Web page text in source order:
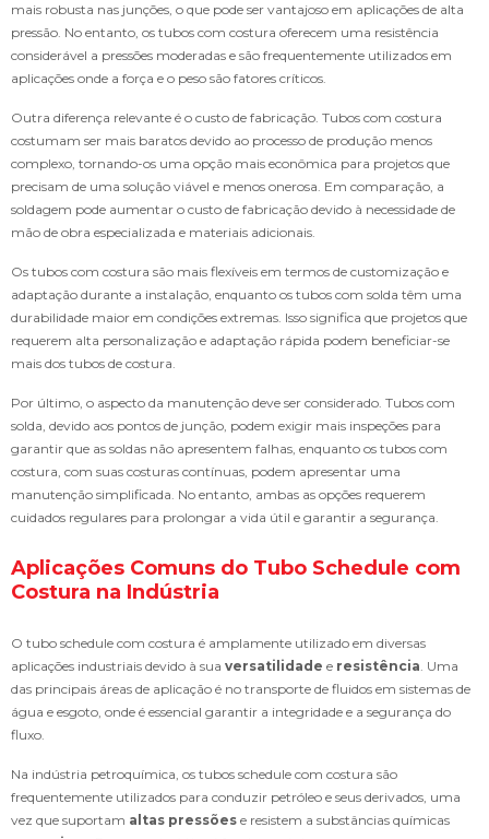
mais robusta nas junções, o que pode ser vantajoso em aplicações de alta
pressão. No entanto, os tubos com costura oferecem uma resistência
considerável a pressões moderadas e são frequentemente utilizados em
aplicações onde a força e o peso são fatores críticos.
Outra diferença relevante é o custo de fabricação. Tubos com costura
costumam ser mais baratos devido ao processo de produção menos
complexo, tornando-os uma opção mais econômica para projetos que
precisam de uma solução viável e menos onerosa. Em comparação, a
soldagem pode aumentar o custo de fabricação devido à necessidade de
mão de obra especializada e materiais adicionais.
Os tubos com costura são mais flexíveis em termos de customização e
adaptação durante a instalação, enquanto os tubos com solda têm uma
durabilidade maior em condições extremas. Isso significa que projetos que
requerem alta personalização e adaptação rápida podem beneficiar-se
mais dos tubos de costura.
Por último, o aspecto da manutenção deve ser considerado. Tubos com
solda, devido aos pontos de junção, podem exigir mais inspeções para
garantir que as soldas não apresentem falhas, enquanto os tubos com
costura, com suas costuras contínuas, podem apresentar uma
manutenção simplificada. No entanto, ambas as opções requerem
cuidados regulares para prolongar a vida útil e garantir a segurança.
Aplicações Comuns do Tubo Schedule com
Costura na Indústria
O tubo schedule com costura é amplamente utilizado em diversas
aplicações industriais devido à sua versatilidade e resistência. Uma
das principais áreas de aplicação é no transporte de fluidos em sistemas de
água e esgoto, onde é essencial garantir a integridade e a segurança do
fluxo.
Na indústria petroquímica, os tubos schedule com costura são
frequentemente utilizados para conduzir petróleo e seus derivados, uma
vez que suportam altas pressões e resistem a substâncias químicas